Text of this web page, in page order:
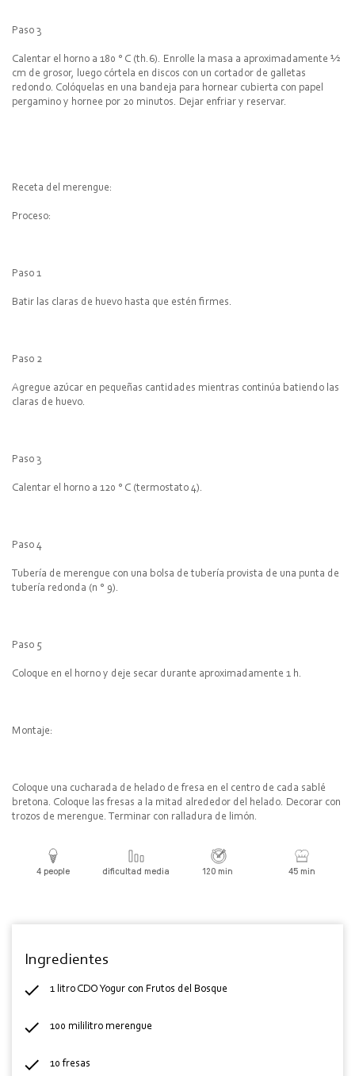
Paso 3
Calentar el horno a 180 ° C (th.6). Enrolle la masa a aproximadamente ½
cm de grosor, luego córtela en discos con un cortador de galletas
redondo. Colóquelas en una bandeja para hornear cubierta con papel
pergamino y hornee por 20 minutos. Dejar enfriar y reservar.
Receta del merengue:
Proceso:
Paso 1
Batir las claras de huevo hasta que estén firmes.
Paso 2
Agregue azúcar en pequeñas cantidades mientras continúa batiendo las
claras de huevo.
Paso 3
Calentar el horno a 120 ° C (termostato 4).
Paso 4
Tubería de merengue con una bolsa de tubería provista de una punta de
tubería redonda (n ° 9).
Paso 5
Coloque en el horno y deje secar durante aproximadamente 1 h.
Montaje:
Coloque una cucharada de helado de fresa en el centro de cada sablé
bretona. Coloque las fresas a la mitad alrededor del helado. Decorar con
trozos de merengue. Terminar con ralladura de limón.
4 people dificultad media 120 min 45 min
Ingredientes
1 litro CDO Yogur con Frutos del Bosque
100 mililitro merengue
10 fresas